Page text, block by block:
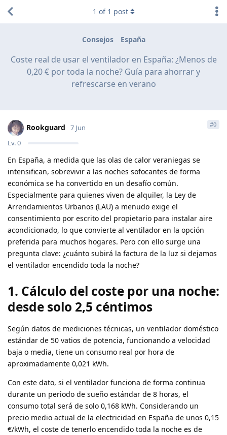
Consejos España
Coste real de usar el ventilador en España: ¿Menos de
0,20 € por toda la noche? Guía para ahorrar y
refrescarse en verano
1 of 1 post
Rookguard
Lv.0
7 Jun #0
En España, a medida que las olas de calor veraniegas se
intensifican, sobrevivir a las noches sofocantes de forma
económica se ha convertido en un desafío común.
Especialmente para quienes viven de alquiler, la Ley de
Arrendamientos Urbanos (LAU) a menudo exige el
consentimiento por escrito del propietario para instalar aire
acondicionado, lo que convierte al ventilador en la opción
preferida para muchos hogares. Pero con ello surge una
pregunta clave: ¿cuánto subirá la factura de la luz si dejamos
el ventilador encendido toda la noche?
1. Cálculo del coste por una noche:
desde solo 2,5 céntimos
Según datos de mediciones técnicas, un ventilador doméstico
estándar de 50 vatios de potencia, funcionando a velocidad
baja o media, tiene un consumo real por hora de
aproximadamente 0,021 kWh.
Con este dato, si el ventilador funciona de forma continua
durante un periodo de sueño estándar de 8 horas, el
consumo total será de solo 0,168 kWh. Considerando un
precio medio actual de la electricidad en España de unos 0,15
€/kWh, el coste de tenerlo encendido toda la noche es de